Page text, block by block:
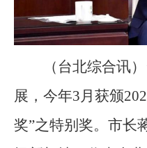
（台北综合讯
展，今年3月获颁
奖”之特别奖。市长